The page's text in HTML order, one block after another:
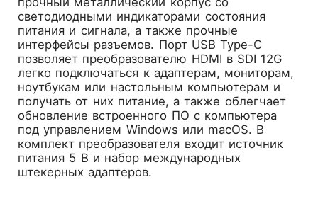
светодиодными индикаторами состояния
питания и сигнала, а также прочные
интерфейсы разъемов. Порт USB Type-C
позволяет преобразователю HDMI в SDI 12G
легко подключаться к адаптерам, мониторам,
ноутбукам или настольным компьютерам и
получать от них питание, а также облегчает
обновление встроенного ПО с компьютера
под управлением Windows или macOS. В
комплект преобразователя входит источник
питания 5 В и набор международных
штекерных адаптеров.